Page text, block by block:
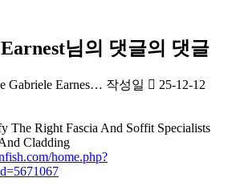
님의 댓글의 댓글
Gabriele Earnes… 작성일
25-12-12
The Right Fascia And Soffit Specialists
Cladding
home.php?